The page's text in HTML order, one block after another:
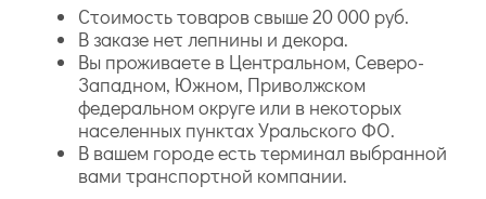
Стоимость товаров свыше 20 000 руб.
В заказе нет лепнины и декора.
Вы проживаете в Центральном, Северо-
Западном, Южном, Приволжском
федеральном округе или в некоторых
населенных пунктах Уральского ФО.
В вашем городе есть терминал выбранной
вами транспортной компании.